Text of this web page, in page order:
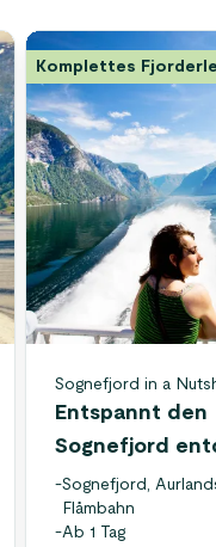
Komplettes
Sognefjord in a
Entspannt den
Sognefjord
-Sognefjord,
Flåmbahn
-Ab 1 Tag